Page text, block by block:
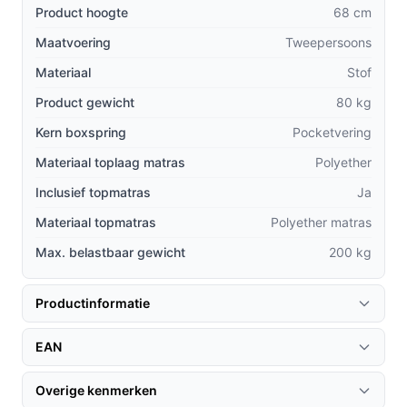
bewegingsoverlast bij een partner die zich
Inclusief topper:
Veel boxsprings worden zonder
topper geleverd, maar de Atlanta wordt standaard
geleverd met een comfortabele polyether topper.
past in vrijwel elk interieur, wat het een veelzijdige
keuze maakt.
Gebruik & praktische tips
volgende tips:
Installatie & setup
De Atlanta Boxspring is eenvoudig te installeren. Volg
deze stappen:
Plaats het bedframe op een vlakke ondergrond.
Product hoogte
68 cm
Maatvoering
Tweepersoons
Materiaal
Stof
Product gewicht
80 kg
Kern boxspring
Pocketvering
Materiaal toplaag matras
Polyether
Inclusief topmatras
Ja
Materiaal topmatras
Polyether matras
Max. belastbaar gewicht
200 kg
Productinformatie
EAN
Overige kenmerken